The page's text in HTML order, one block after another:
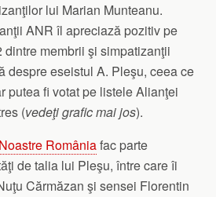
lui Marian Munteanu.
ANR îl apreciază pozitiv pe
dintre membrii şi simpatizanţii
despre eseistul A. Pleşu, ceea ce
putea fi votat pe listele Alianţei
(vedeţi grafic mai jos).
Româniafac parte
de talia lui Pleşu, între care îi
Cărmăzan şi sensei Florentin